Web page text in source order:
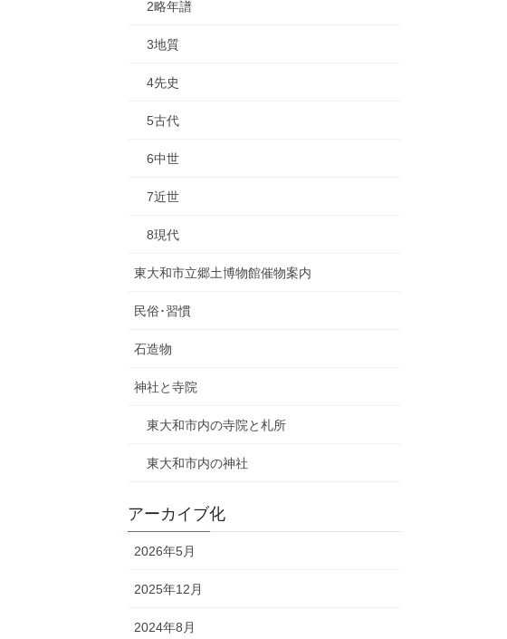
2略年譜
3地質
4先史
5古代
6中世
7近世
8現代
東大和市立郷土博物館催物案内
民俗･習慣
石造物
神社と寺院
東大和市内の寺院と札所
東大和市内の神社
アーカイブ化
2026年5月
2025年12月
2024年8月